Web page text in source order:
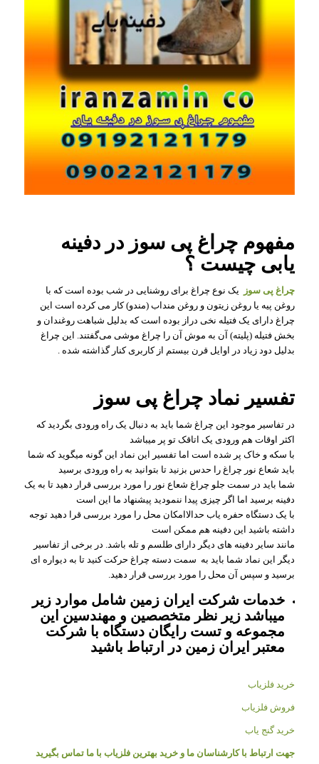
مفهوم چراغ پی سوز در دفینه
یابی چیست ؟
چراغ پی سوز
یک نوع چراغ برای روشنایی در شب بوده ‌است که با
روغن پیه یا روغن زیتون و روغن منداب (مندو) کار می کرده ‌است این
چراغ دارای یک فتیله نخی دراز بوده ‌است که بدلیل شباهت روغندان و
بخش فتیله (پلیته) آن به موش آن را چراغ موشی می‌گفتند. این چراغ
بدلیل دود زیاد در اوایل قرن بیستم از کاربری کنار گذاشته شده .
تفسیر نماد چراغ پی سوز
در تفاسیر موجود این چراغ شما باید به دنبال یک راه ورودی بگردید که
اکثر اوقات هم ورودی یک اتاقک تو پر میباشد
با سکه و خاک پر شده است اما تفسیر این نماد این گونه میگوید که شما
باید شعاع نور چراغ را حدس بزنید تا بتوانید به راه ورودی برسید
شما باید در سمت جلو چراغ شعاع نور را مورد بررسی قرار دهید تا به یک
دفینه برسید اما اگر چیزی پیدا ننمودید پیشنهاد ما این است
با یک دستگاه حفره یاب حدالاامکان محل را مورد بررسی قرا دهید توجه
داشته باشید این دفینه هم ممکن است
مانند سایر دفینه های دیگر دارای طلسم و تله باشد. در برخی از تفاسیر
دیگر این نماد شما باید به سمت دسته چراغ حرکت کنید تا به دیواره ای
برسید و سپس آن محل را مورد بررسی قرار دهید.
خدمات شرکت ایران زمین شامل موارد زیر
میباشد زیر نظر متخصصین و مهندسین این
مجموعه و تست رایگان دستگاه با شرکت
معتبر ایران زمین در ارتباط باشید
خرید فلزیاب
فروش فلزیاب
خرید گنج یاب
جهت ارتباط با کارشناسان ما و خرید بهترین فلزیاب با ما تماس بگیرید